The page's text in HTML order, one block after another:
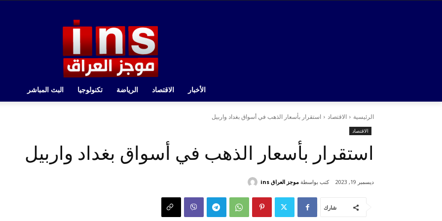
الأخبار الاقتصاد الرياضة تكنولوجيا البث المباشر
الرئيسية الاقتصاد استقرار بأسعار الذهب في أسواق بغداد واربيل
الاقتصاد
استقرار بأسعار الذهب في أسواق بغداد واربيل
ديسمبر 19, 2023 كتب بواسطة موجز العراق ins
شارك